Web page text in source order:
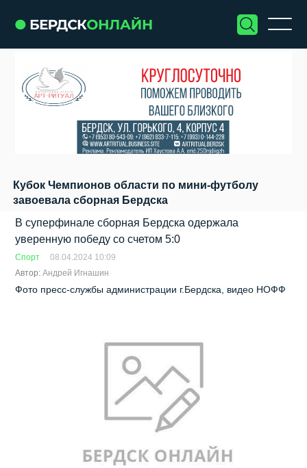
Кубок Чемпионов области по мини-футболу
завоевала сборная Бердска
В суперфинале сборная Бердска одержала
уверенную победу со счетом 5:0
Спорт
08.04.2024 10:09
Автор:Андрей Игнашин
Фото пресс-службы администрации г.Бердска, видео НОФФ